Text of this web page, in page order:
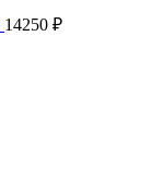
14250 ₽